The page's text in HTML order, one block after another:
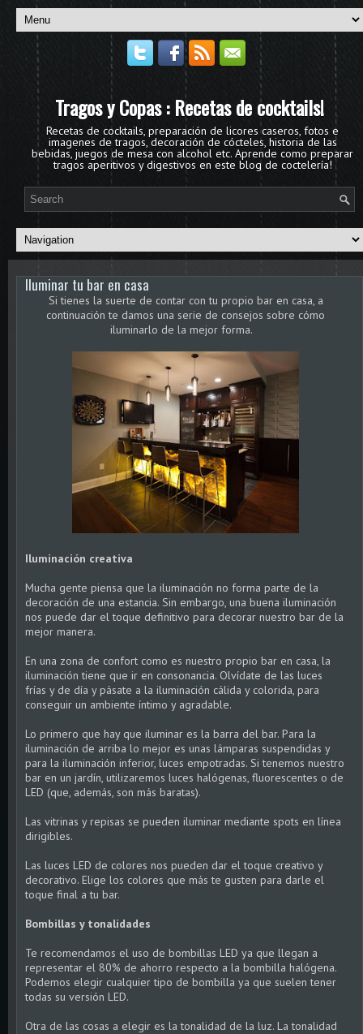
Tragos y Copas : Recetas de cocktails!
Recetas de cocktails, preparación de licores caseros, fotos e
imagenes de tragos, decoración de cócteles, historia de las
bebidas, juegos de mesa con alcohol etc. Aprende como preparar
tragos aperitivos y digestivos en este blog de coctelería!
Iluminar tu bar en casa
Si tienes la suerte de contar con tu propio bar en casa, a
continuación te damos una serie de consejos sobre cómo
iluminarlo de la mejor forma.
Iluminación creativa
Mucha gente piensa que la iluminación no forma parte de la
decoración de una estancia. Sin embargo, una buena iluminación
nos puede dar el toque definitivo para decorar nuestro bar de la
mejor manera.
En una zona de confort como es nuestro propio bar en casa, la
iluminación tiene que ir en consonancia. Olvídate de las luces
frías y de día y pásate a la iluminación cálida y colorida, para
conseguir un ambiente íntimo y agradable.
Lo primero que hay que iluminar es la barra del bar. Para la
iluminación de arriba lo mejor es unas lámparas suspendidas y
para la iluminación inferior, luces empotradas. Si tenemos nuestro
bar en un jardín, utilizaremos luces halógenas, fluorescentes o de
LED (que, además, son más baratas).
Las vitrinas y repisas se pueden iluminar mediante spots en línea
dirigibles.
Las luces LED de colores nos pueden dar el toque creativo y
decorativo. Elige los colores que más te gusten para darle el
toque final a tu bar.
Bombillas y tonalidades
Te recomendamos el uso de bombillas LED ya que llegan a
representar el 80% de ahorro respecto a la bombilla halógena.
Podemos elegir cualquier tipo de bombilla ya que suelen tener
todas su versión LED.
Otra de las cosas a elegir es la tonalidad de la luz. La tonalidad